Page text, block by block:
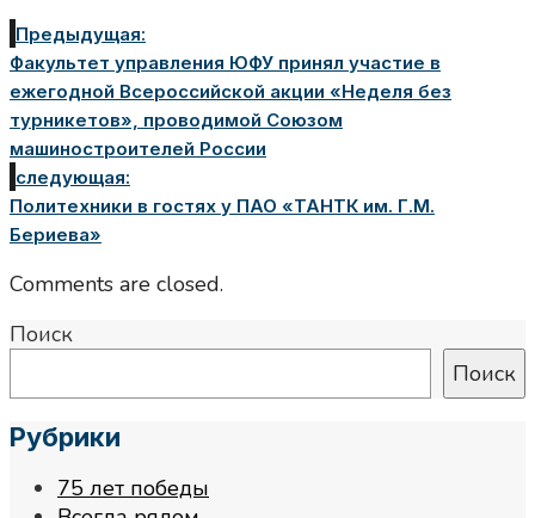
Предыдущая:
Факультет управления ЮФУ принял участие в
ежегодной Всероссийской акции «Неделя без
турникетов», проводимой Союзом
машиностроителей России
следующая:
Политехники в гостях у ПАО «ТАНТК им. Г.М.
Бериева»
Comments are closed.
Поиск
Поиск
Рубрики
75 лет победы